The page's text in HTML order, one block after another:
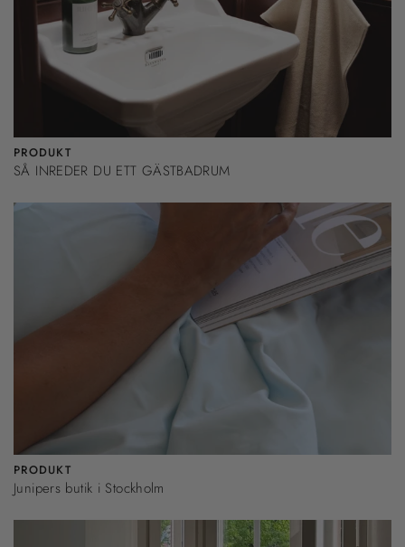
PRODUKT
SÅ INREDER DU ETT GÄSTBADRUM
PRODUKT
Junipers butik i Stockholm